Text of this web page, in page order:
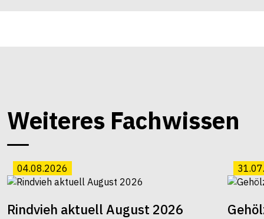
Weiteres Fachwissen
04.08.2026
Rindvieh aktuell August 2026